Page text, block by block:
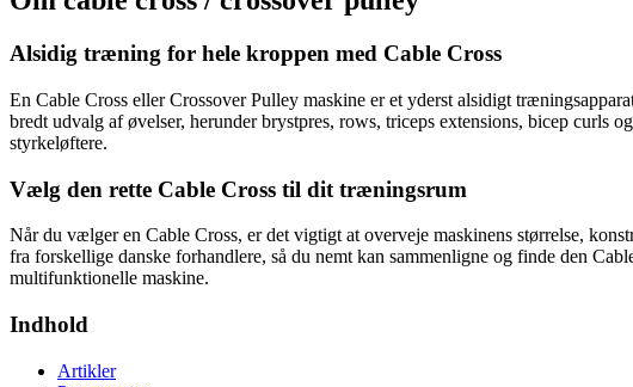
Alsidig træning for hele kroppen med Cable Cross
En Cable Cross eller Crossover Pulley maskine er et yderst alsidigt
bredt udvalg af øvelser, herunder brystpres, rows, triceps extensions, bicep curls
styrkeløftere.
Vælg den rette Cable Cross til dit træningsrum
Når du vælger en Cable Cross, er det vigtigt at overveje maskinens størrelse,
fra forskellige danske forhandlere, så du nemt kan sammenligne og finde den
multifunktionelle maskine.
Indhold
Artikler